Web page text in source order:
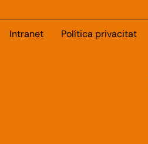
Intranet Política privacitat